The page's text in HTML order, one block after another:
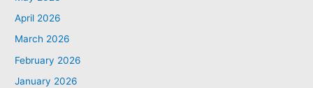
April 2026
March 2026
February 2026
January 2026